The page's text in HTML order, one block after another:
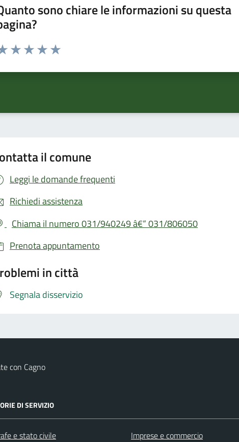
sono chiare le informazioni su questa
da 1 a 5 stelle la pagina
il comune
Leggi le domande frequenti
Richiedi assistenza
Chiama il numero 031/940249 â€“ 031/806050
Prenota appuntamento
in città
Segnala disservizio
con Cagno
DI SERVIZIO
e stato civile
Imprese e commercio